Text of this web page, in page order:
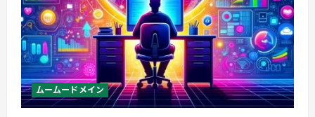
ムームードメイン